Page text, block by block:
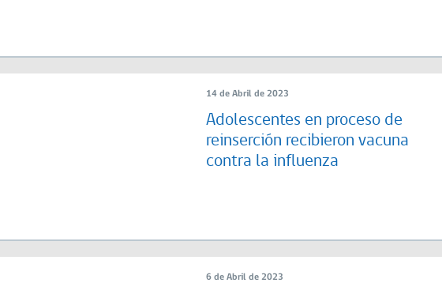
14 de Abril de 2023
Adolescentes en proceso de
reinserción recibieron vacuna
contra la influenza
6 de Abril de 2023